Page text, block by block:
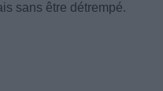
sans être détrempé.